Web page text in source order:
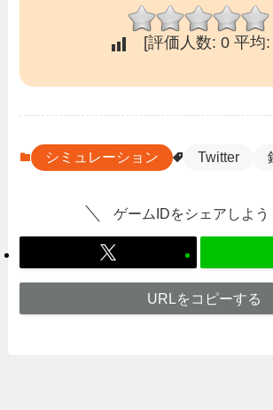
[評価人数: 0平均:
シミュレーション Twitter
ゲームIDをシェアしよう
URLをコピーする